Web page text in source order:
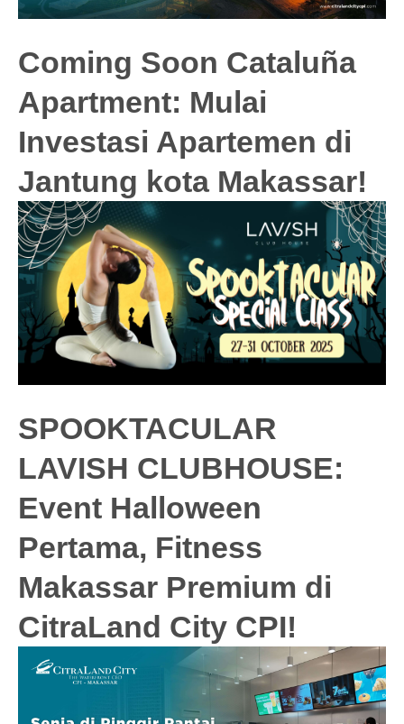
Coming Soon Cataluña
Apartment: Mulai
Investasi Apartemen di
Jantung kota Makassar!
SPOOKTACULAR
LAVISH CLUBHOUSE:
Event Halloween
Pertama, Fitness
Makassar Premium di
CitraLand City CPI!